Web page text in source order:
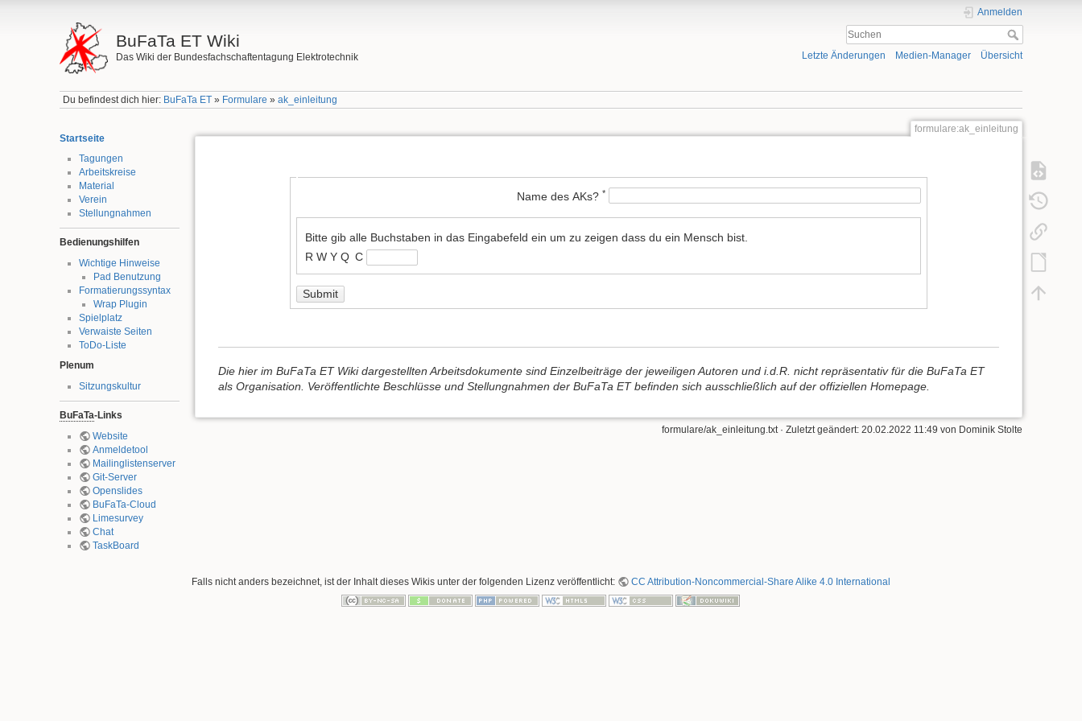
BuFaTa ET Wiki
Das Wiki der Bundesfachschaftentagung Elektrotechnik
Anmelden
Letzte Änderungen Medien-Manager Übersicht
Du befindest dich hier: BuFaTa ET» Formulare » ak_einleitung
Startseite
Tagungen
Arbeitskreise
Material
Verein
Stellungnahmen
Bedienungshilfen
Wichtige Hinweise
Pad Benutzung
Formatierungssyntax
Wrap Plugin
Spielplatz
Verwaiste Seiten
ToDo-Liste
Plenum
Sitzungskultur
BuFaTa-Links
Website
Anmeldetool
Mailinglistenserver
Git-Server
Openslides
BuFaTa-Cloud
Limesurvey
Chat
TaskBoard
formulare:ak_einleitung
Name des AKs? *
Bitte gib alle Buchstaben in das Eingabefeld ein um zu zeigen dass du ein Mensch bist.
R W Y Q C
Submit
Die hier im BuFaTa ET Wiki dargestellten Arbeitsdokumente sind Einzelbeiträge der jeweiligen Autoren und i.d.R. nicht repräsentativ für die BuFaTa ET
als Organisation. Veröffentlichte Beschlüsse und Stellungnahmen der BuFaTa ET befinden sich ausschließlich auf der offiziellen Homepage.
formulare/ak_einleitung.txt· Zuletzt geändert: 20.02.2022 11:49 von Dominik Stolte
Falls nicht anders bezeichnet, ist der Inhalt dieses Wikis unter der folgenden Lizenz veröffentlicht: CC Attribution-Noncommercial-Share Alike 4.0 International